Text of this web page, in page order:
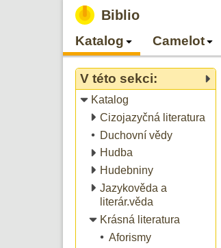
Biblio
Katalog Camelot
V této sekci:
Katalog
Cizojazyčná literatura
Duchovní vědy
Hudba
Hudebniny
Jazykověda a
literár.věda
Krásná literatura
Aforismy